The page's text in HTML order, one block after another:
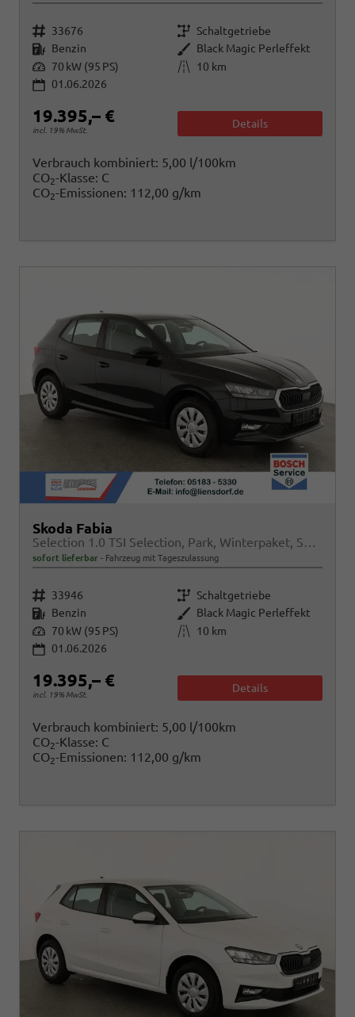
Fahrzeugnr. 33676 Getriebe Schaltgetriebe
Kraftstoff Benzin Außenfarbe Black Magic Perleffekt
Leistung 70 kW (95 PS) Kilometerstand
10 km
01.06.2026
19.395,– €
incl. 19% MwSt.
Details
Verbrauch kombiniert: 5,00 l/100km
CO2-Klasse: C
CO2-Emissionen: 112,00 g/km
Skoda Fabia
Selection 1.0 TSI Selection, Park, Winterpaket, SmartLink, 4 J.-Garantie
sofort lieferbar Fahrzeug mit Tageszulassung
Fahrzeugnr. 33946 Getriebe Schaltgetriebe
Kraftstoff Benzin Außenfarbe Black Magic Perleffekt
Leistung 70 kW (95 PS) Kilometerstand
10 km
01.06.2026
19.395,– €
incl. 19% MwSt.
Details
Verbrauch kombiniert: 5,00 l/100km
CO2-Klasse: C
CO2-Emissionen: 112,00 g/km